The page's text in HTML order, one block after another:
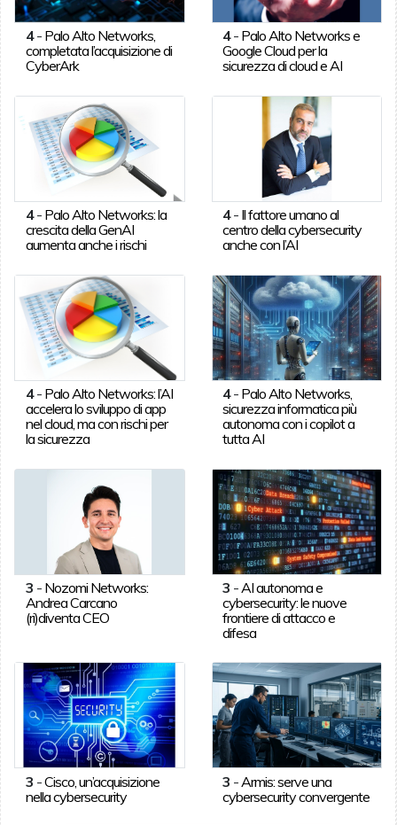
4- Palo Alto Networks,
completata l’acquisizione di
CyberArk
4- Palo Alto Networks e
Google Cloud per la
sicurezza di cloud e AI
4- Palo Alto Networks: la
crescita della GenAI
aumenta anche i rischi
4- Il fattore umano al
centro della cybersecurity
anche con l’AI
4- Palo Alto Networks: l’AI
accelera lo sviluppo di app
nel cloud, ma con rischi per
la sicurezza
4- Palo Alto Networks,
sicurezza informatica più
autonoma con i copilot a
tutta AI
3 - Nozomi Networks:
Andrea Carcano
(ri)diventa CEO
3 - AI autonoma e
cybersecurity: le nuove
frontiere di attacco e
difesa
3 -Cisco, un’acquisizione
nella cybersecurity
3 - Armis: serve una
cybersecurity convergente